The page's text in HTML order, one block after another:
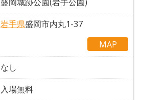
岩手県盛岡市内丸1-37
MAP
なし
入場無料